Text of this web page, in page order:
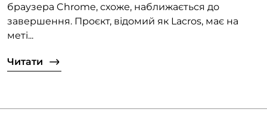
браузера Chrome, схоже, наближається до
завершення. Проєкт, відомий як Lacros, має на
меті...
Читати